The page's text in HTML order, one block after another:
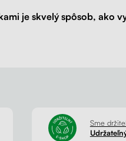
je skvelý spôsob, ako
Sme